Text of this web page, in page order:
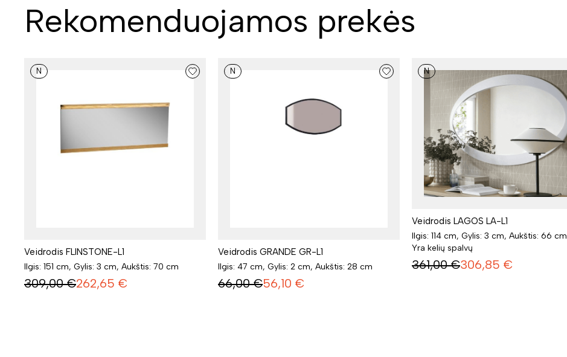
Rekomenduojamos prekės
N
Veidrodis FLINSTONE-L1
Ilgis: 151 cm, Gylis: 3 cm, Aukštis: 70 cm
309,00 €262,65 €
N
Veidrodis GRANDE GR-L1
Ilgis: 47 cm, Gylis: 2 cm, Aukštis: 28 cm
66,00 €56,10 €
N
Veidrodis LAGOS LA-L1
Ilgis: 114 cm, Gylis: 3 cm, Aukštis: 66 cm
Yra kelių spalvų
361,00 €306,85 €